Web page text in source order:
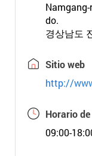
do.
경상남도
Sitio web
http://
Horario
09:00-